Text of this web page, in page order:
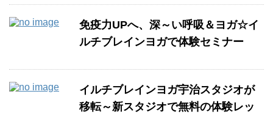
免疫力UPへ、深～い呼吸＆ヨガ☆イ
ルチブレインヨガで体験セミナー
イルチブレインヨガ宇治スタジオが
移転～新スタジオで無料の体験レッ